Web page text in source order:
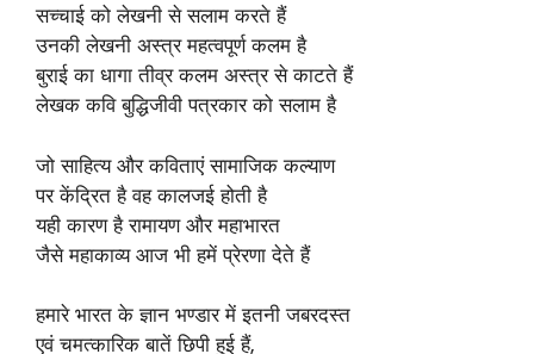
सच्चाई को लेखनी से सलाम करते हैं
उनकी लेखनी अस्त्र महत्वपूर्ण कलम है
बुराई का धागा तीव्र कलम अस्त्र से काटते हैं
लेखक कवि बुद्धिजीवी पत्रकार को सलाम है
जो साहित्य और कविताएं सामाजिक कल्याण
पर केंद्रित है वह कालजई होती है
यही कारण है रामायण और महाभारत
जैसे महाकाव्य आज भी हमें प्रेरणा देते हैं
हमारे भारत के ज्ञान भण्डार में इतनी जबरदस्त
एवं चमत्कारिक बातें छिपी हुई हैं,